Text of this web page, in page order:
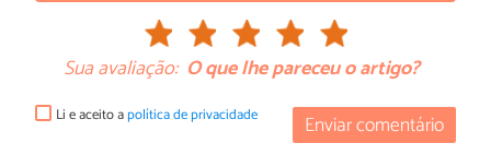
Sua avaliação: O que lhe pareceu o artigo?
Enviar comentário
Li e aceito apolítica de privacidade